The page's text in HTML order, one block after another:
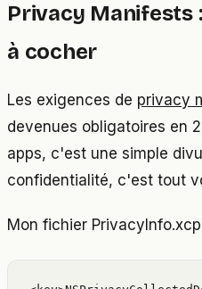
Privacy Manifests
à cocher
Les exigences de privacy
devenues obligatoires en
apps, c'est une simple
confidentialité, c'est tout
Mon fichier